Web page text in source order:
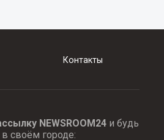
Контакты
NEWSROOM24и будь
своём городе: